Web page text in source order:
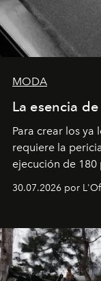
MODA
La esencia
Para crear los ya
requiere la
ejecución de 180
semanas. Los
que se enseña
30.07.2026 por